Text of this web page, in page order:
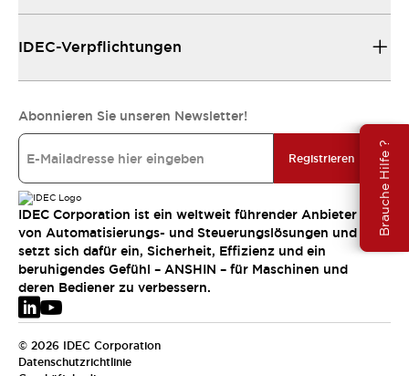
Brauche Hilfe ?
IDEC-Verpflichtungen
Abonnieren Sie unseren Newsletter!
Registrieren
IDEC Corporation ist ein weltweit führender Anbieter
von Automatisierungs- und Steuerungslösungen und
setzt sich dafür ein, Sicherheit, Effizienz und ein
beruhigendes Gefühl – ANSHIN – für Maschinen und
deren Bediener zu verbessern.
© 2026 IDEC Corporation
Datenschutzrichtlinie